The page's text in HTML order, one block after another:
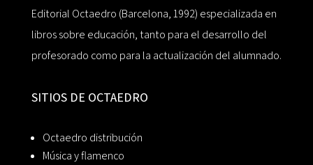
Editorial Octaedro (Barcelona, 1992) especializada en
libros sobre educación, tanto para el desarrollo del
profesorado como para la actualización del alumnado.
SITIOS DE OCTAEDRO
Octaedro distribución
Música y flamenco